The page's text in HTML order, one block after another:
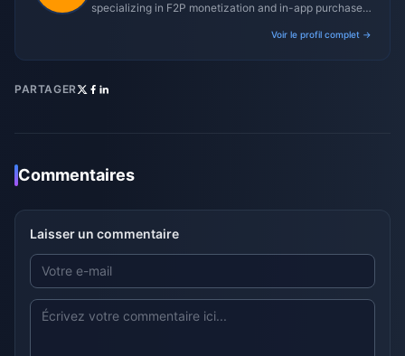
specializing in F2P monetization and in-app purchase
Voir le profil complet →
PARTAGER
Commentaires
Laisser un commentaire